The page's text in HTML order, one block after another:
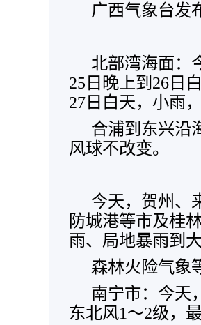
广西气象台发
北部湾海面：
25日晚上到26日
27日白天，小雨
合浦到东兴沿
风球不改变。
今天，贺州、
防城港等市及桂
雨、局地暴雨到
森林火险气象
南宁市：今天
东北风1～2级，